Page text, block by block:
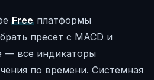
Freeплатформы
пресет с MACD и
— все индикаторы
по времени. Системная